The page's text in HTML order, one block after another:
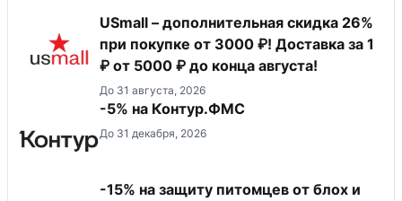
USmall – дополнительная скидка 26%
при покупке от 3000 ₽! Доставка за 1
₽ от 5000 ₽ до конца августа!
До 31 августа, 2026
-5% на Контур.ФМС
До 31 декабря, 2026
-15% на защиту питомцев от блох и